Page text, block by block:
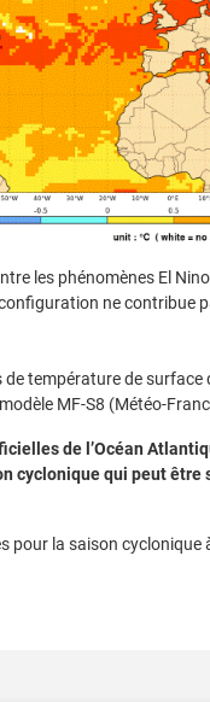
les phénomènes El
ne contribue
de l’Océan
cyclonique qui peut
pour la saison cyclonique